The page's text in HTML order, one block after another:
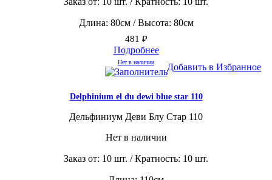
Длина: 80см / Высота: 80см
481 ₽
Подробнее
Нет в наличии Добавить в Избранное
Delphinium el du dewi blue star 110
Дельфиниум Деви Блу Стар 110
Нет в наличии
Заказ от: 10 шт. / Кратность: 10 шт.